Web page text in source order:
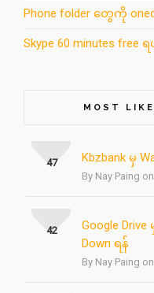
Phone folder တွေကို
Skype 60 minutes free
MOST
Kbzbank မှ
By Nay Paing
47
Google
Down ရန်
By Nay Paing
42